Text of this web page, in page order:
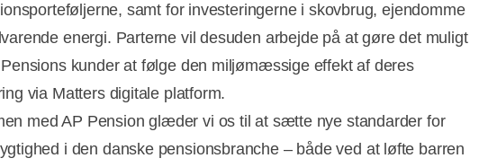
samt for investeringerne i skovbrug, ejendomme
energi. Parterne vil desuden arbejde på at gøre det muligt
kunder at følge den miljømæssige effekt af deres
via Matters digitale platform.
med AP Pension glæder vi os til at sætte nye standarder for
i den danske pensionsbranche – både ved at løfte barren